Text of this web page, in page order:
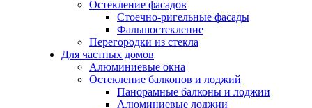
Остекление фасадов
Стоечно-ригельные фасады
Фальшостекление
Перегородки из стекла
Для частных домов
Алюминиевые окна
Остекление балконов и лоджий
Панорамные балконы и лоджии
Алюминиевые лоджии